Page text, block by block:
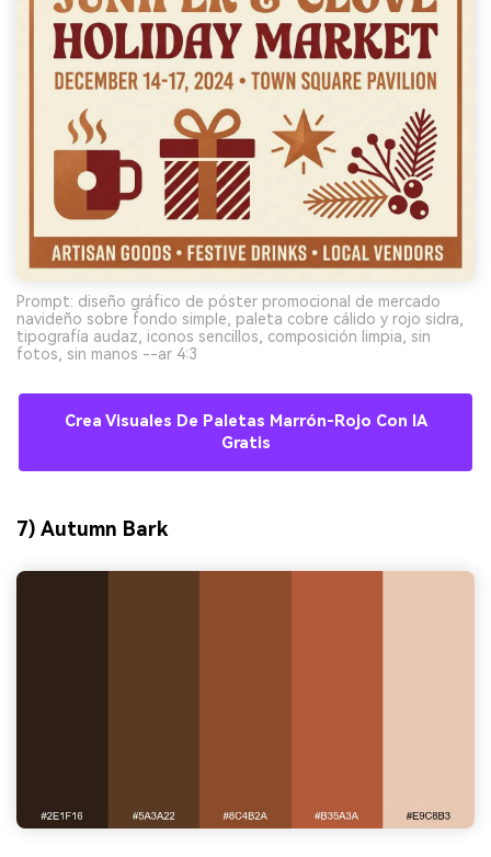
Prompt: diseño gráfico de póster promocional de mercado
navideño sobre fondo simple, paleta cobre cálido y rojo sidra,
tipografía audaz, iconos sencillos, composición limpia, sin
fotos, sin manos --ar 4:3
Crea Visuales De Paletas Marrón-Rojo Con IA
Gratis
7) Autumn Bark